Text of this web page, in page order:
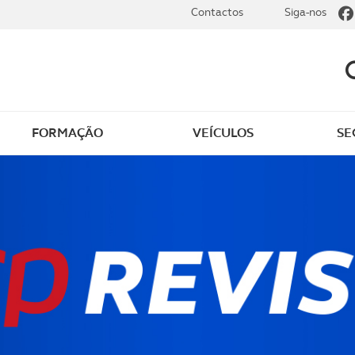
FORMAÇÃO
seus
VEÍCULOS
Contactos Siga-nos